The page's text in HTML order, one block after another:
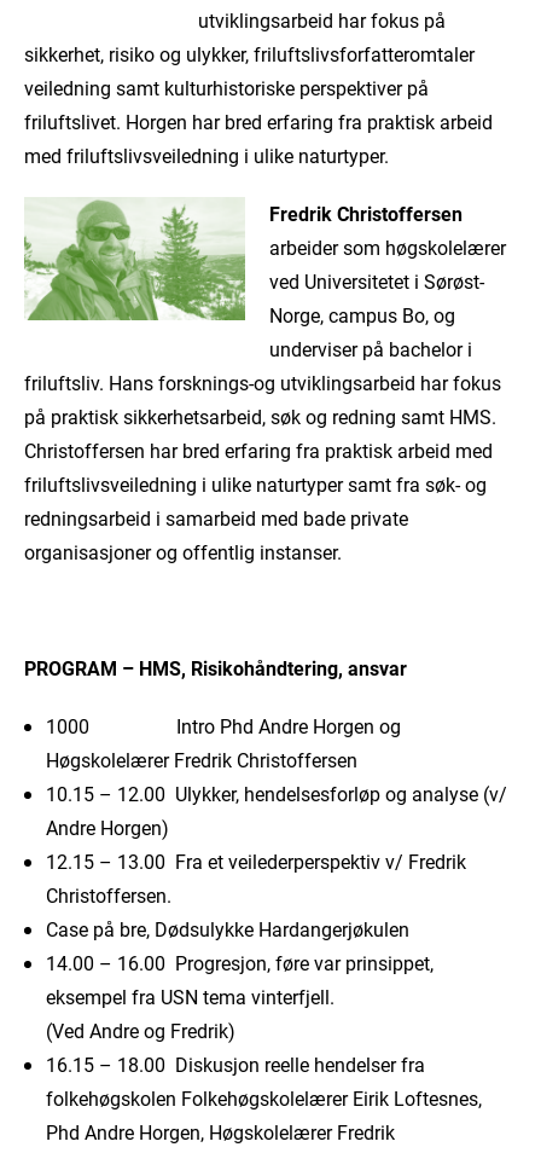
utviklingsarbeid har fokus på
sikkerhet, risiko og ulykker, friluftslivsforfatteromtaler
veiledning samt kulturhistoriske perspektiver på
friluftslivet. Horgen har bred erfaring fra praktisk arbeid
med friluftslivsveiledning i ulike naturtyper.
Fredrik Christoffersen
arbeider som høgskolelærer
ved Universitetet i Sørøst-
Norge, campus Bo, og
underviser på bachelor i
friluftsliv. Hans forsknings-og utviklingsarbeid har fokus
på praktisk sikkerhetsarbeid, søk og redning samt HMS.
Christoffersen har bred erfaring fra praktisk arbeid med
friluftslivsveiledning i ulike naturtyper samt fra søk- og
redningsarbeid i samarbeid med bade private
organisasjoner og offentlig instanser.
PROGRAM – HMS, Risikohåndtering, ansvar
1000 Intro Phd Andre Horgen og
Høgskolelærer Fredrik Christoffersen
10.15 – 12.00 Ulykker, hendelsesforløp og analyse (v/
Andre Horgen)
12.15 – 13.00 Fra et veilederperspektiv v/ Fredrik
Christoffersen.
Case på bre, Dødsulykke Hardangerjøkulen
14.00 – 16.00 Progresjon, føre var prinsippet,
eksempel fra USN tema vinterfjell.
(Ved Andre og Fredrik)
16.15 – 18.00 Diskusjon reelle hendelser fra
folkehøgskolen Folkehøgskolelærer Eirik Loftesnes,
Phd Andre Horgen, Høgskolelærer Fredrik